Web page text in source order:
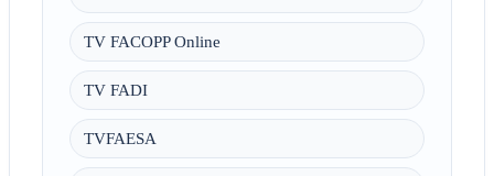
TV FACOPP Online
TV FADI
TVFAESA